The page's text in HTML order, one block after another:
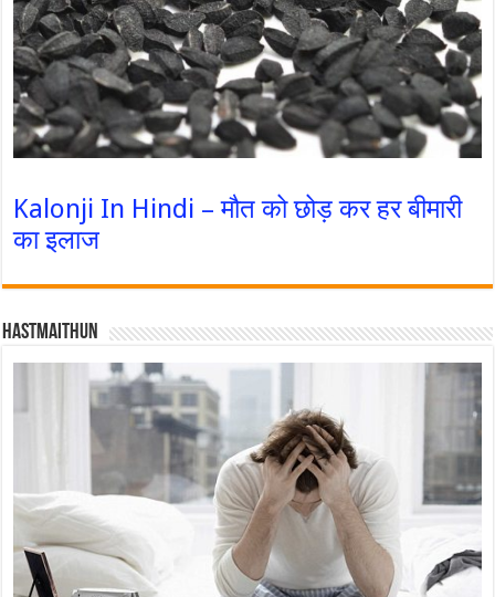
Kalonji In Hindi – मौत को छोड़ कर हर बीमारी
का इलाज
Hastmaithun